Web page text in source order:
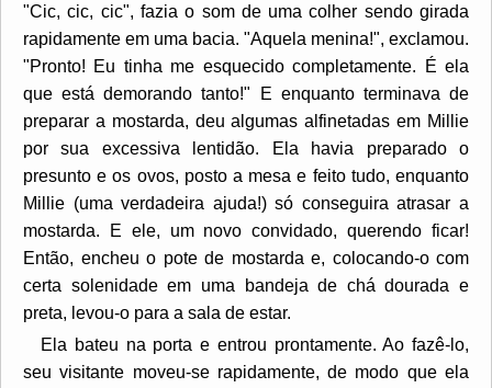
"Cic, cic, cic", fazia o som de uma colher sendo girada
rapidamente em uma bacia. "Aquela menina!", exclamou.
"Pronto! Eu tinha me esquecido completamente. É ela
que está demorando tanto!" E enquanto terminava de
preparar a mostarda, deu algumas alfinetadas em Millie
por sua excessiva lentidão. Ela havia preparado o
presunto e os ovos, posto a mesa e feito tudo, enquanto
Millie (uma verdadeira ajuda!) só conseguira atrasar a
mostarda. E ele, um novo convidado, querendo ficar!
Então, encheu o pote de mostarda e, colocando-o com
certa solenidade em uma bandeja de chá dourada e
preta, levou-o para a sala de estar.
Ela bateu na porta e entrou prontamente. Ao fazê-lo,
seu visitante moveu-se rapidamente, de modo que ela